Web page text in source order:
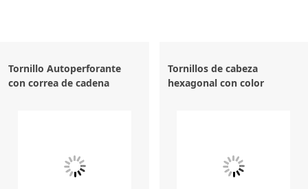
Tornillo Autoperforante
con correa de cadena
Tornillos de cabeza
hexagonal con color